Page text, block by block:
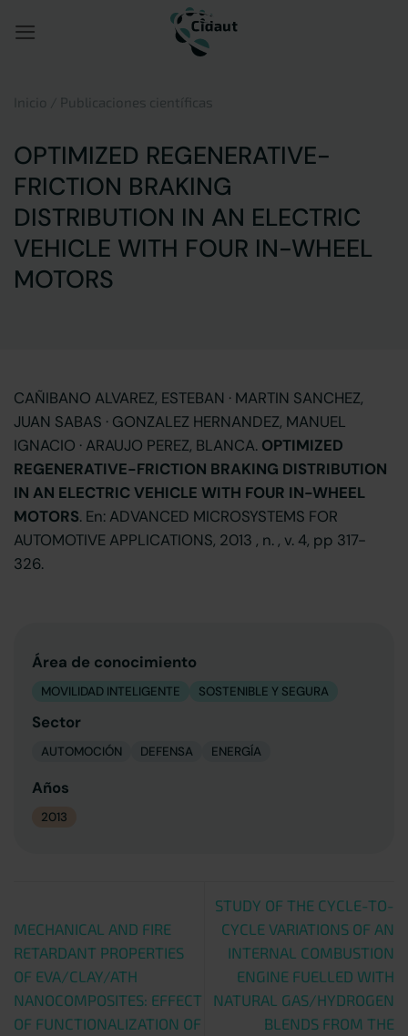
Inicio Publicaciones científicas
OPTIMIZED REGENERATIVE-
FRICTION BRAKING
DISTRIBUTION IN AN ELECTRIC
VEHICLE WITH FOUR IN-WHEEL
MOTORS
CAÑIBANO ALVAREZ, ESTEBAN · MARTIN SANCHEZ,
JUAN SABAS · GONZALEZ HERNANDEZ, MANUEL
IGNACIO · ARAUJO PEREZ, BLANCA. OPTIMIZED
REGENERATIVE-FRICTION BRAKING DISTRIBUTION
IN AN ELECTRIC VEHICLE WITH FOUR IN-WHEEL
MOTORS. En: ADVANCED MICROSYSTEMS FOR
AUTOMOTIVE APPLICATIONS, 2013 , n. , v. 4, pp 317-
326.
Área de conocimiento
MOVILIDAD INTELIGENTE SOSTENIBLE Y SEGURA
Sector
AUTOMOCIÓN DEFENSA ENERGÍA
Años
2013
MECHANICAL AND FIRE
RETARDANT PROPERTIES
OF EVA/CLAY/ATH
NANOCOMPOSITES: EFFECT
OF FUNCTIONALIZATION OF
STUDY OF THE CYCLE-TO-
CYCLE VARIATIONS OF AN
INTERNAL COMBUSTION
ENGINE FUELLED WITH
NATURAL GAS/HYDROGEN
BLENDS FROM THE